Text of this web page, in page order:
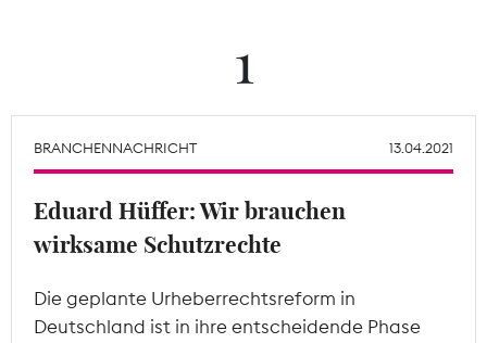
Wächterpreis
Mitgliederbereich
1
BRANCHENNACHRICHT 13.04.2021
Eduard Hüffer: Wir brauchen
wirksame Schutzrechte
Die geplante Urheberrechtsreform in
Deutschland ist in ihre entscheidende Phase